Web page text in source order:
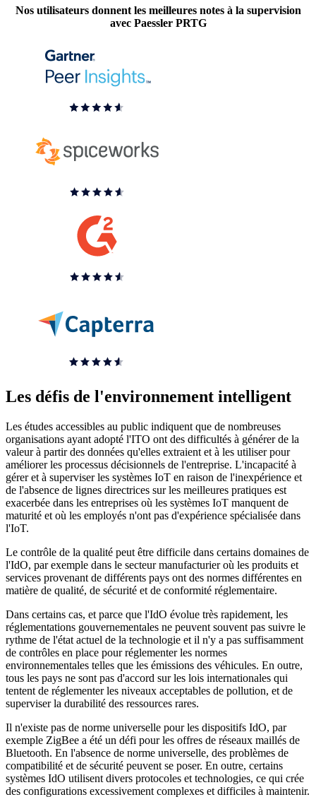
Nos utilisateurs donnent les meilleures notes à la supervision
avec Paessler PRTG
Les défis de l'environnement intelligent
Les études accessibles au public indiquent que de nombreuses
organisations ayant adopté l'ITO ont des difficultés à générer de la
valeur à partir des données qu'elles extraient et à les utiliser pour
améliorer les processus décisionnels de l'entreprise. L'incapacité à
gérer et à superviser les systèmes IoT en raison de l'inexpérience et
de l'absence de lignes directrices sur les meilleures pratiques est
exacerbée dans les entreprises où les systèmes IoT manquent de
maturité et où les employés n'ont pas d'expérience spécialisée dans
l'IoT.
Le contrôle de la qualité peut être difficile dans certains domaines de
l'IdO, par exemple dans le secteur manufacturier où les produits et
services provenant de différents pays ont des normes différentes en
matière de qualité, de sécurité et de conformité réglementaire.
Dans certains cas, et parce que l'IdO évolue très rapidement, les
réglementations gouvernementales ne peuvent souvent pas suivre le
rythme de l'état actuel de la technologie et il n'y a pas suffisamment
de contrôles en place pour réglementer les normes
environnementales telles que les émissions des véhicules. En outre,
tous les pays ne sont pas d'accord sur les lois internationales qui
tentent de réglementer les niveaux acceptables de pollution, et de
superviser la durabilité des ressources rares.
Il n'existe pas de norme universelle pour les dispositifs IdO, par
exemple ZigBee a été un défi pour les offres de réseaux maillés de
Bluetooth. En l'absence de norme universelle, des problèmes de
compatibilité et de sécurité peuvent se poser. En outre, certains
systèmes IdO utilisent divers protocoles et technologies, ce qui crée
des configurations excessivement complexes et difficiles à maintenir.